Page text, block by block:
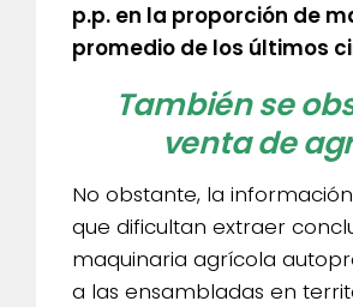
p.p. en la proporción de
promedio de los últimos
También se
venta de
No obstante, la
que dificultan extraer
maquinaria agrícola
a las ensambladas en